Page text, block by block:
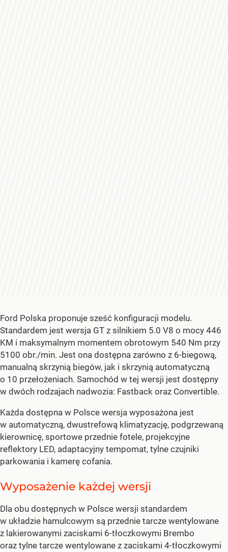
Ford Polska proponuje sześć konfiguracji modelu.
Standardem jest wersja GT z silnikiem 5.0 V8 o mocy 446
KM i maksymalnym momentem obrotowym 540 Nm przy
5100 obr./min. Jest ona dostępna zarówno z 6-biegową,
manualną skrzynią biegów, jak i skrzynią automatyczną
o 10 przełożeniach. Samochód w tej wersji jest dostępny
w dwóch rodzajach nadwozia: Fastback oraz Convertible.
Każda dostępna w Polsce wersja wyposażona jest
w automatyczną, dwustrefową klimatyzację, podgrzewaną
kierownicę, sportowe przednie fotele, projekcyjne
reflektory LED, adaptacyjny tempomat, tylne czujniki
parkowania i kamerę cofania.
Wyposażenie każdej wersji
Dla obu dostępnych w Polsce wersji standardem
w układzie hamulcowym są przednie tarcze wentylowane
z lakierowanymi zaciskami 6-tłoczkowymi Brembo
oraz tylne tarcze wentylowane z zaciskami 4-tłoczkowymi